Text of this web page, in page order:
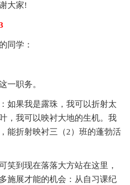
大家!
同学：
一职务。
如果我是露珠，我可以折射太
，我可以映衬大地的生机。我
能折射映衬三（2）班的蓬勃活
笑到现在落落大方站在这里，
施展才能的机会：从自习课纪